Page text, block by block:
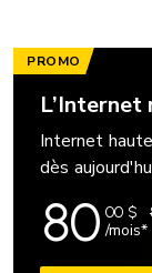
PROMO
L’Internet
Internet
dès
80 00 $
/mois*